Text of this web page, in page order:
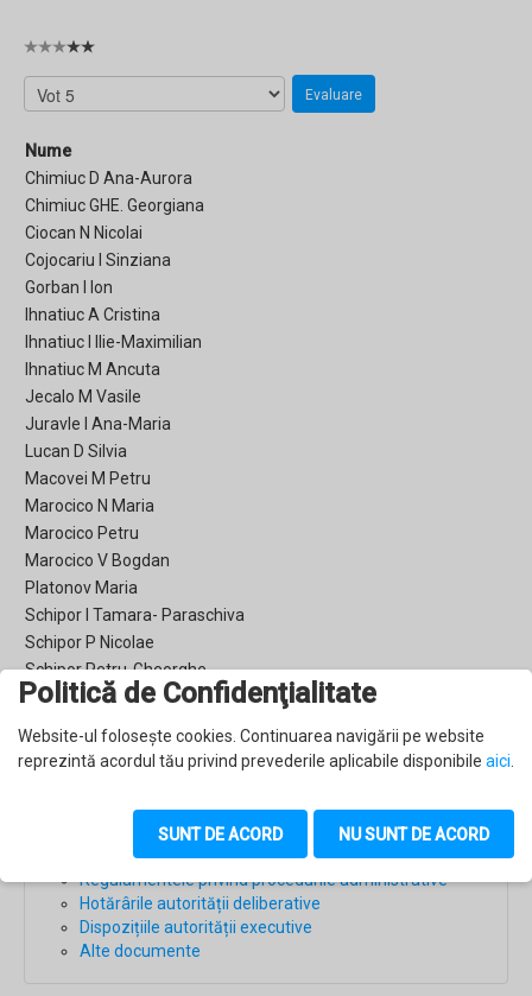
Nume
Chimiuc D Ana-Aurora
Chimiuc GHE. Georgiana
Ciocan N Nicolai
Cojocariu I Sinziana
Gorban I Ion
Ihnatiuc A Cristina
Ihnatiuc I Ilie-Maximilian
Ihnatiuc M Ancuta
Jecalo M Vasile
Juravle I Ana-Maria
Lucan D Silvia
Macovei M Petru
Marocico N Maria
Marocico Petru
Marocico V Bogdan
Platonov Maria
Schipor I Tamara- Paraschiva
Schipor P Nicolae
Schipor Petru-Gheorghe
Ungurean T Andrei
Accesări: 717
Statutul Comunei Ulma
Regulamentele privind procedurile administrative
Hotărârile autorității deliberative
Dispozițiile autorității executive
Alte documente
Politică de Confidenţialitate
Website-ul foloseşte cookies. Continuarea navigării pe website
reprezintă acordul tău privind prevederile aplicabile disponibile aici
SUNT DE ACORD NU SUNT DE ACORD